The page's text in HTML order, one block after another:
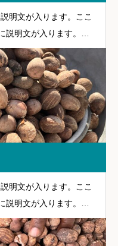
明文が入ります。ここ
明文が入ります。こ
明文が入ります。ここ
明文が入ります。こ